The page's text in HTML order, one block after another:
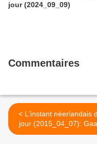
jour (2024_09_09)
Commentaires
< L'instant néerlandais du
jour (2015_04_07): Gaan
we iets drinken?